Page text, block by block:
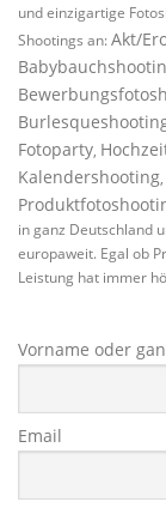
und einzigartige
Shootings an:Akt/
Fotoparty,
Kalendershooting,
in ganz Deutschland
europaweit. Egal ob
Leistung hat immer
Vorname oder
Email